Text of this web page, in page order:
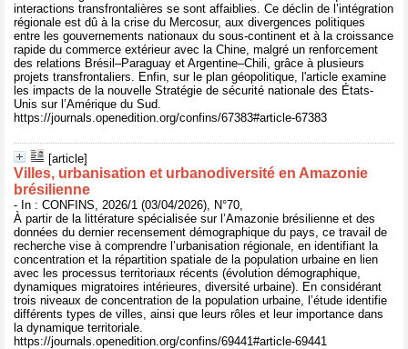
interactions transfrontalières se sont affaiblies. Ce déclin de l’intégration
régionale est dû à la crise du Mercosur, aux divergences politiques
entre les gouvernements nationaux du sous-continent et à la croissance
rapide du commerce extérieur avec la Chine, malgré un renforcement
des relations Brésil–Paraguay et Argentine–Chili, grâce à plusieurs
projets transfrontaliers. Enfin, sur le plan géopolitique, l'article examine
les impacts de la nouvelle Stratégie de sécurité nationale des États-
Unis sur l’Amérique du Sud.
https://journals.openedition.org/confins/67383#article-67383
[article]
Villes, urbanisation et urbanodiversité en Amazonie
brésilienne
- In : CONFINS, 2026/1 (03/04/2026), N°70,
À partir de la littérature spécialisée sur l’Amazonie brésilienne et des
données du dernier recensement démographique du pays, ce travail de
recherche vise à comprendre l’urbanisation régionale, en identifiant la
concentration et la répartition spatiale de la population urbaine en lien
avec les processus territoriaux récents (évolution démographique,
dynamiques migratoires intérieures, diversité urbaine). En considérant
trois niveaux de concentration de la population urbaine, l’étude identifie
différents types de villes, ainsi que leurs rôles et leur importance dans
la dynamique territoriale.
https://journals.openedition.org/confins/69441#article-69441